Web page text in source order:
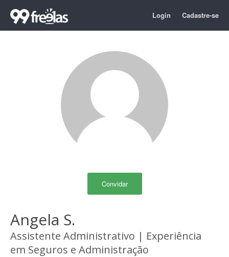
Login Cadastre-se
Convidar
Angela S.
Assistente Administrativo | Experiência
em Seguros e Administração